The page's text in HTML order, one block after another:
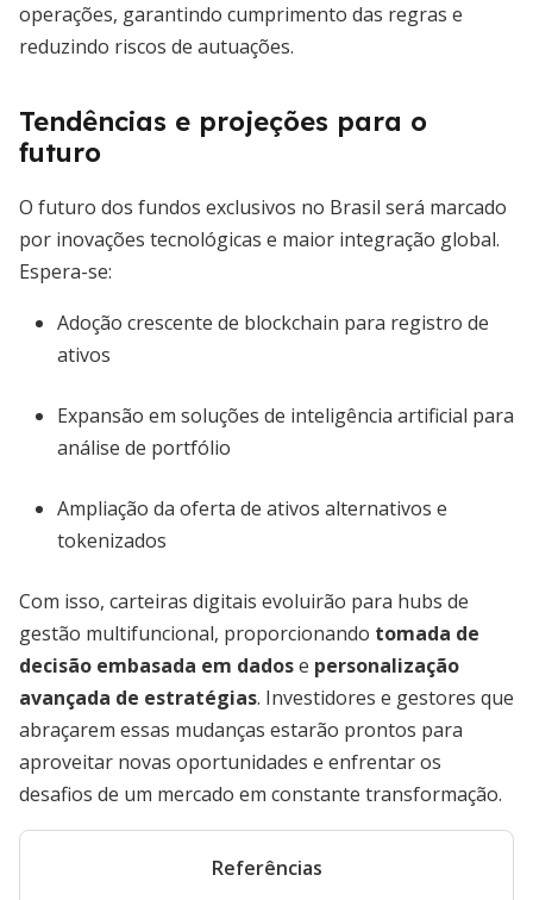
operações, garantindo cumprimento das regras e
reduzindo riscos de autuações.
Tendências e projeções para o
futuro
O futuro dos fundos exclusivos no Brasil será marcado
por inovações tecnológicas e maior integração global.
Espera-se:
Adoção crescente de blockchain para registro de
ativos
Expansão em soluções de inteligência artificial para
análise de portfólio
Ampliação da oferta de ativos alternativos e
tokenizados
Com isso, carteiras digitais evoluirão para hubs de
gestão multifuncional, proporcionando tomada de
decisão embasada em dadose personalização
avançada de estratégias. Investidores e gestores que
abraçarem essas mudanças estarão prontos para
aproveitar novas oportunidades e enfrentar os
desafios de um mercado em constante transformação.
Referências